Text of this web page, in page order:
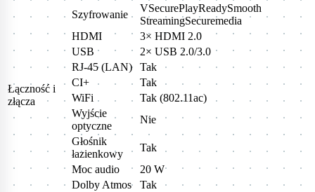
Szyfrowanie
VSecurePlayReadySmooth
StreamingSecuremedia
Łączność i
złącza
HDMI
3× HDMI 2.0
USB
2× USB 2.0/3.0
RJ-45 (LAN)
Tak
CI+
Tak
WiFi
Tak (802.11ac)
Wyjście
optyczne
Nie
Głośnik
łazienkowy
Tak
Moc audio
20 W
Dolby Atmos
Tak